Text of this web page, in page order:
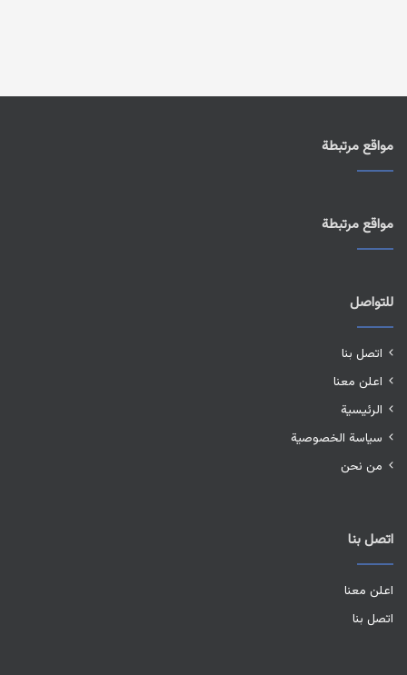
مواقع مرتبطة
مواقع مرتبطة
للتواصل
اتصل بنا
اعلن معنا
الرئيسية
سياسة الخصوصية
من نحن
اتصل بنا
اعلن معنا
اتصل بنا